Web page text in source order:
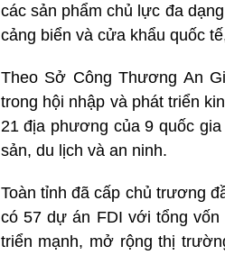
các sản phẩm chủ lực đa
cảng biển và cửa khẩu quốc
Theo Sở Công Thương An
trong hội nhập và phát triển
21 địa phương của 9 quốc
sản, du lịch và an ninh.
Toàn tỉnh đã cấp chủ trương
có 57 dự án FDI với tổng
triển mạnh, mở rộng thị